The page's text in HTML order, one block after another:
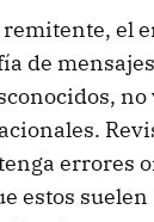
el
de
errores
estos suelen